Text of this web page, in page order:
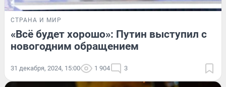
СТРАНА И МИР
«Всё будет хорошо»: Путин выступил с
новогодним обращением
31 декабря, 2024, 15:00 1 904 3